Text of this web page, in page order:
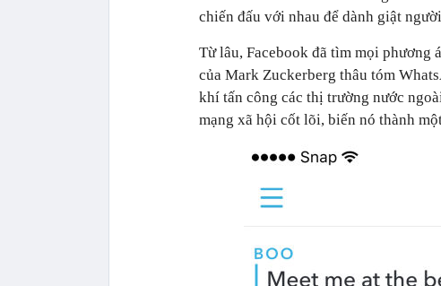
chiến đấu với nhau để dành giật
Từ lâu, Facebook đã tìm mọi phương
của Mark Zuckerberg thâu tóm
khí tấn công các thị trường nước
mạng xã hội cốt lõi, biến nó thành